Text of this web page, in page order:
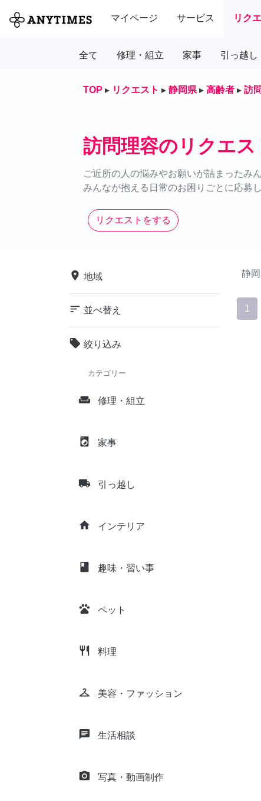
マイページ サービス リク
全て 修理・組立 家事 引っ越し
TOP ▸ リクエスト ▸ 静岡県 ▸ 高齢者 ▸ 訪
訪問理容のリクエス
ご近所の人の悩みやお願いが詰まったみ
みんなが抱える日常のお困りごとに応募
リクエストをする
place 地域
sort 並べ替え
local_offer 絞り込み
カテゴリー
weekend 修理・組立
local_laundry_service 家事
local_shipping 引っ越し
home インテリア
class 趣味・習い事
pets ペット
restaurant 料理
checkroom 美容・ファッション
chat 生活相談
camera_alt 写真・動画制作
静
1